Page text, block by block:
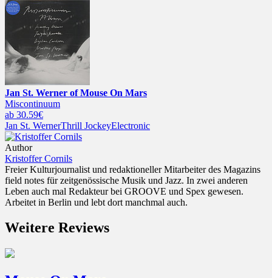
Jan St. Werner of Mouse On Mars
Miscontinuum
ab 30.59€
Jan St. WernerThrill JockeyElectronic
Author
Kristoffer Cornils
Freier Kulturjournalist und redaktioneller Mitarbeiter des Magazins
field notes für zeitgenössische Musik und Jazz. In zwei anderen
Leben auch mal Redakteur bei GROOVE und Spex gewesen.
Arbeitet in Berlin und lebt dort manchmal auch.
Weitere Reviews